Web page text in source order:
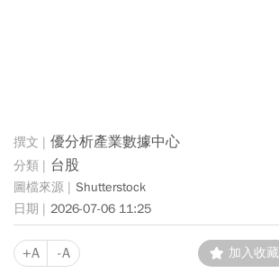
優分析產業數據中心
台股
Shutterstock
2026-07-06 11:25
+A -A 加入收藏